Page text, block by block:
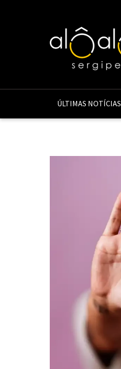
ÚLTIMAS NOTÍCIAS